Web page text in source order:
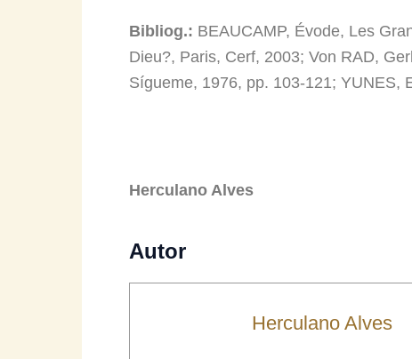
Bibliog.: BEAUCAMP, Évode, Les
Dieu?, Paris, Cerf, 2003; Von RAD,
Sígueme, 1976, pp. 103-121; YUNES,
Herculano Alves
Autor
Herculano Alves